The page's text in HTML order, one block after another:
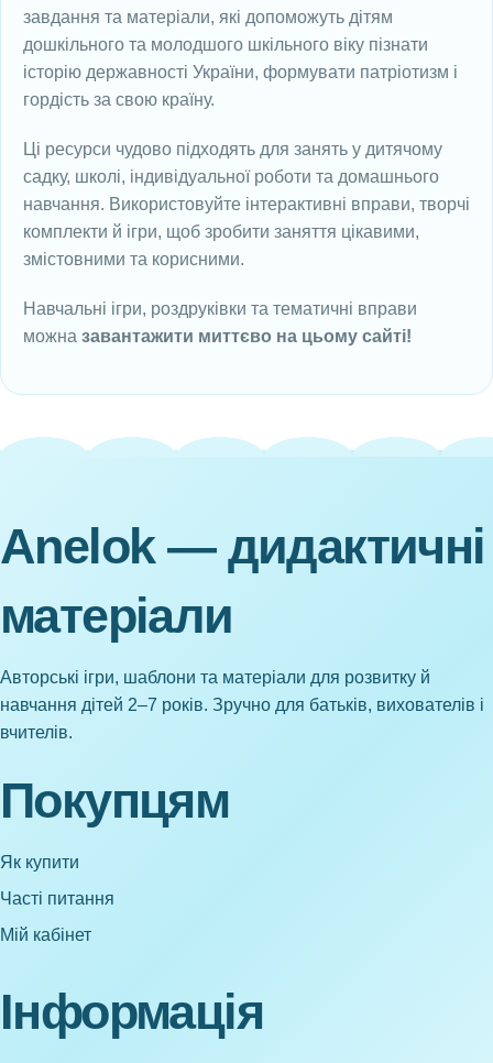
завдання та матеріали, які допоможуть дітям
дошкільного та молодшого шкільного віку пізнати
історію державності України, формувати патріотизм і
гордість за свою країну.
Ці ресурси чудово підходять для занять у дитячому
садку, школі, індивідуальної роботи та домашнього
навчання. Використовуйте інтерактивні вправи, творчі
комплекти й ігри, щоб зробити заняття цікавими,
змістовними та корисними.
Навчальні ігри, роздруківки та тематичні вправи
можна завантажити миттєво на цьому сайті!
Anelok — дидактичні
матеріали
Авторські ігри, шаблони та матеріали для розвитку й
навчання дітей 2–7 років. Зручно для батьків, вихователів і
вчителів.
Покупцям
Як купити
Часті питання
Мій кабінет
Інформація